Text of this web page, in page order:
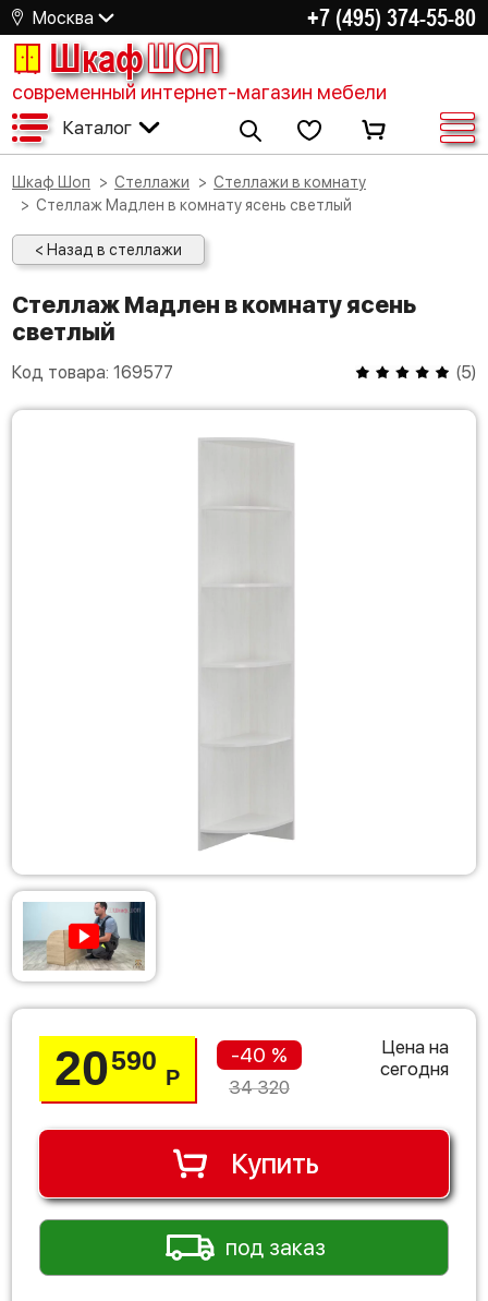
Москва +7 (495) 374-55-80
ШкафШОП
современный интернет-магазин мебели
Каталог
Шкаф Шоп Стеллажи
Стеллажи в комнату
Стеллаж Мадлен в комнату ясень светлый
< Назад в стеллажи
Стеллаж Мадлен в комнату ясень
светлый
Код товара: 169577 (5)
20590
Р
-40 %
34 320
Цена на
сегодня
Купить
под заказ